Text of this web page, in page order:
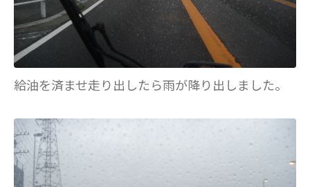
給油を済ませ走り出したら雨が降り出しました。